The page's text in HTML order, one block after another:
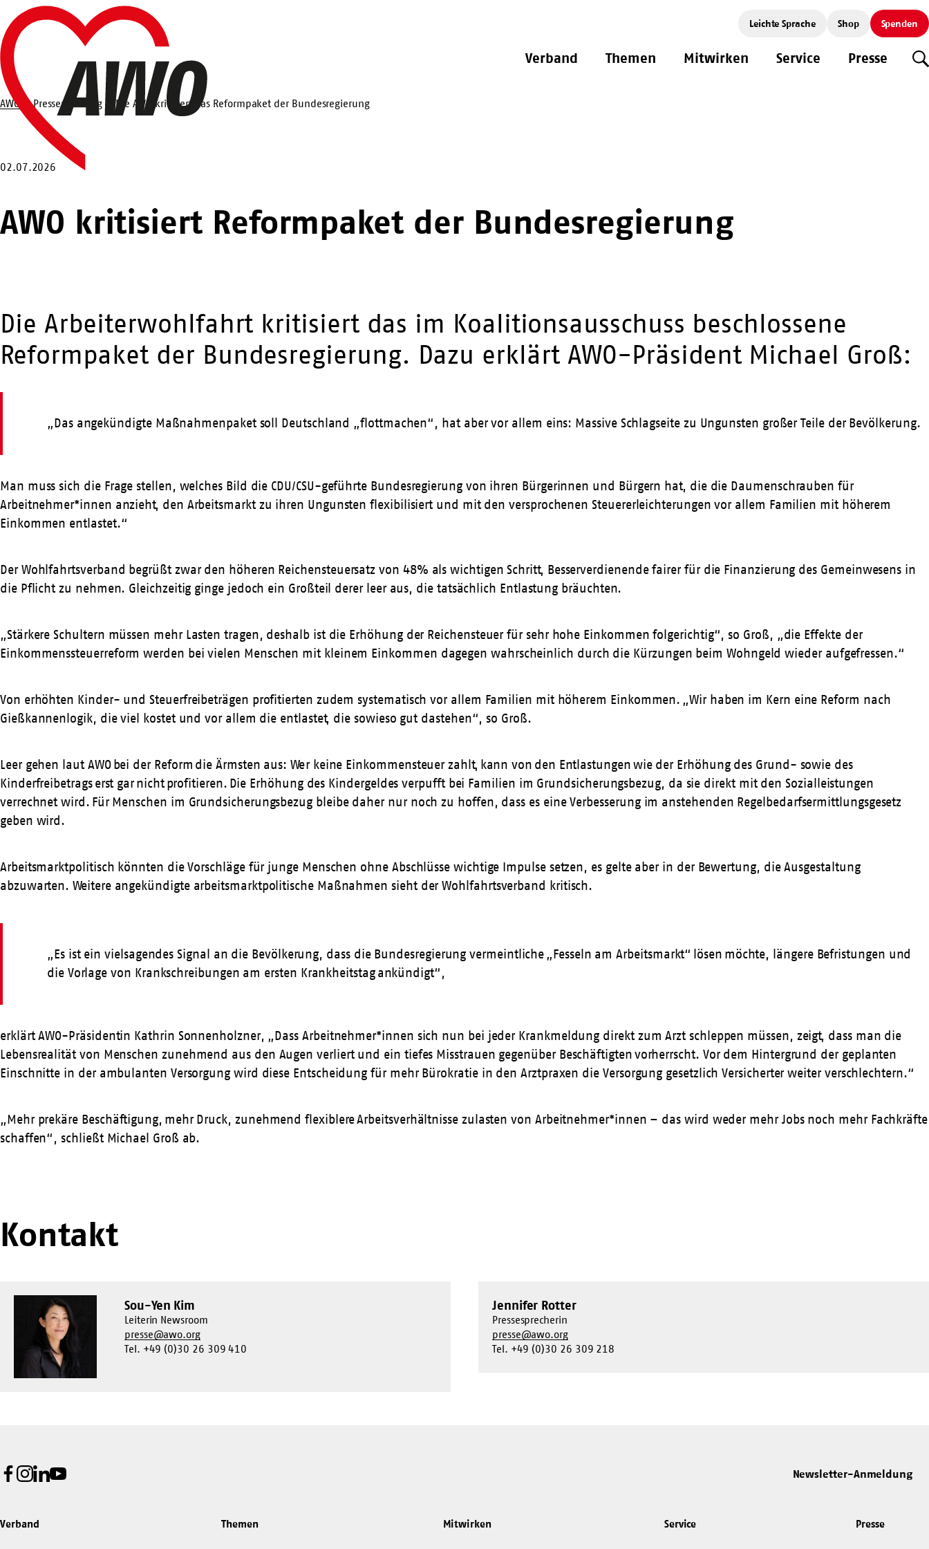
Zum
Hauptinhalt
springen
Startseite
Leichte Sprache Shop Spenden
Verband Themen Mitwirken Service Presse
Suche
AWO Pressemeldung Die AWO kritisiert das Reformpaket der Bundesregierung
02.07.2026
AWO kritisiert Reformpaket der Bundesregierung
Die Arbeiterwohlfahrt kritisiert das im Koalitionsausschuss beschlossene
Reformpaket der Bundesregierung. Dazu erklärt AWO-Präsident Michael Groß:
„Das angekündigte Maßnahmenpaket soll Deutschland „flottmachen“, hat aber vor allem eins: Massive Schlagseite zu Ungunsten großer Teile der Bevölkerung.
Man muss sich die Frage stellen, welches Bild die CDU/CSU-geführte Bundesregierung von ihren Bürgerinnen und Bürgern hat, die die Daumenschrauben für
Arbeitnehmer*innen anzieht, den Arbeitsmarkt zu ihren Ungunsten flexibilisiert und mit den versprochenen Steuererleichterungen vor allem Familien mit höherem
Einkommen entlastet.“
Der Wohlfahrtsverband begrüßt zwar den höheren Reichensteuersatz von 48% als wichtigen Schritt, Besserverdienende fairer für die Finanzierung des Gemeinwesens in
die Pflicht zu nehmen. Gleichzeitig ginge jedoch ein Großteil derer leer aus, die tatsächlich Entlastung bräuchten.
„Stärkere Schultern müssen mehr Lasten tragen, deshalb ist die Erhöhung der Reichensteuer für sehr hohe Einkommen folgerichtig“, so Groß, „die Effekte der
Einkommenssteuerreform werden bei vielen Menschen mit kleinem Einkommen dagegen wahrscheinlich durch die Kürzungen beim Wohngeld wieder aufgefressen.“
Von erhöhten Kinder- und Steuerfreibeträgen profitierten zudem systematisch vor allem Familien mit höherem Einkommen. „Wir haben im Kern eine Reform nach
Gießkannenlogik, die viel kostet und vor allem die entlastet, die sowieso gut dastehen“, so Groß.
Leer gehen laut AWO bei der Reform die Ärmsten aus: Wer keine Einkommensteuer zahlt, kann von den Entlastungen wie der Erhöhung des Grund- sowie des
Kinderfreibetrags erst gar nicht profitieren. Die Erhöhung des Kindergeldes verpufft bei Familien im Grundsicherungsbezug, da sie direkt mit den Sozialleistungen
verrechnet wird. Für Menschen im Grundsicherungsbezug bleibe daher nur noch zu hoffen, dass es eine Verbesserung im anstehenden Regelbedarfsermittlungsgesetz
geben wird.
Arbeitsmarktpolitisch könnten die Vorschläge für junge Menschen ohne Abschlüsse wichtige Impulse setzen, es gelte aber in der Bewertung, die Ausgestaltung
abzuwarten. Weitere angekündigte arbeitsmarktpolitische Maßnahmen sieht der Wohlfahrtsverband kritisch.
„Es ist ein vielsagendes Signal an die Bevölkerung, dass die Bundesregierung vermeintliche „Fesseln am Arbeitsmarkt“ lösen möchte, längere Befristungen und
die Vorlage von Krankschreibungen am ersten Krankheitstag ankündigt“,
erklärt AWO-Präsidentin Kathrin Sonnenholzner, „Dass Arbeitnehmer*innen sich nun bei jeder Krankmeldung direkt zum Arzt schleppen müssen, zeigt, dass man die
Lebensrealität von Menschen zunehmend aus den Augen verliert und ein tiefes Misstrauen gegenüber Beschäftigten vorherrscht. Vor dem Hintergrund der geplanten
Einschnitte in der ambulanten Versorgung wird diese Entscheidung für mehr Bürokratie in den Arztpraxen die Versorgung gesetzlich Versicherter weiter verschlechtern.“
„Mehr prekäre Beschäftigung, mehr Druck, zunehmend flexiblere Arbeitsverhältnisse zulasten von Arbeitnehmer*innen – das wird weder mehr Jobs noch mehr Fachkräfte
schaffen“, schließt Michael Groß ab.
Kontakt
Sou-Yen Kim
Leiterin Newsroom
presse@awo.org
Tel. +49 (0)30 26 309 410
Jennifer Rotter
Pressesprecherin
presse@awo.org
Tel. +49 (0)30 26 309 218
Facebook
Instagram
LinkedIn
Youtube Newsletter-Anmeldung
Verband Themen Mitwirken Service Presse